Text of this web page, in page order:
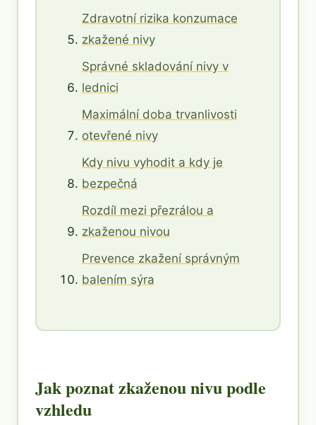
Zdravotní rizika konzumace
zkažené nivy
Správné skladování nivy v
lednici
Maximální doba trvanlivosti
otevřené nivy
Kdy nivu vyhodit a kdy je
bezpečná
Rozdíl mezi přezrálou a
zkaženou nivou
Prevence zkažení správným
balením sýra
Jak poznat zkaženou nivu podle
vzhledu